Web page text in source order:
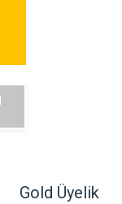
Gold Üyelik